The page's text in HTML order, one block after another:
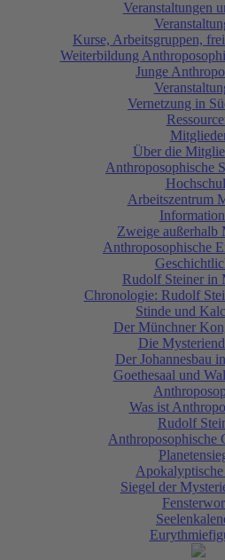
Veranstaltungen
Kurse, Arbeitsgruppen,
Weiterbildung
Junge
Vernetzung in
Über die
Anthroposophische
Arbeitszentrum
Zweige außerhalb
Anthroposophische
Rudolf Steiner in
Chronologie: Rudolf
Stinde und
Der Münchner
Die
Der Johannesbau
Goethesaal und
Was ist
Rudolf
Anthroposophische
Apokalyptische
Siegel der